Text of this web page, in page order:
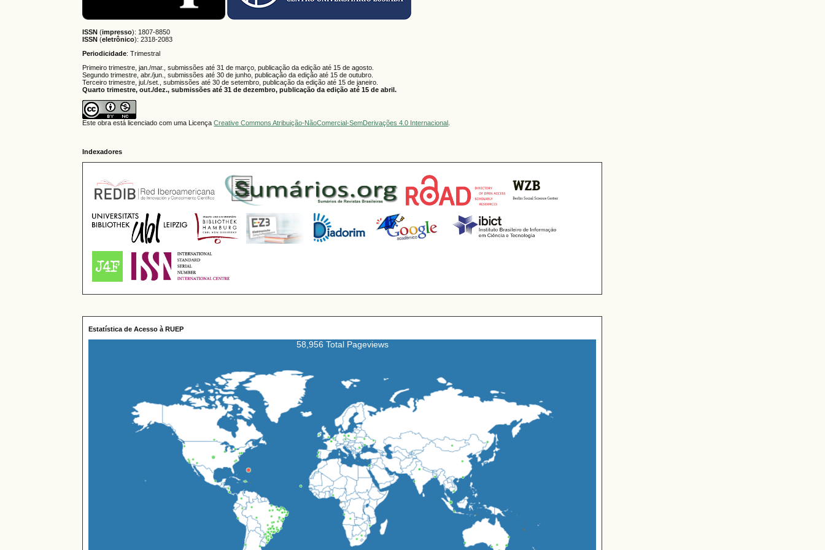
ISSN (impresso): 1807-8850
ISSN (eletrônico):2318-2083
Periodicidade: Trimestral
Primeiro trimestre, jan./mar., submissões até 31 de março, publicação da edição até 15 de agosto.
Segundo trimestre, abr./jun., submissões até 30 de junho, publicação da edição até 15 de outubro.
Terceiro trimestre, jul./set., submissões até 30 de setembro, publicação da edição até 15 de janeiro.
Quarto trimestre, out./dez., submissões até 31 de dezembro, publicação da edição até 15 de abril.
Este obra está licenciado com uma LicençaCreative Commons Atribuição-NãoComercial-SemDerivações 4.0 Internacional
Indexadores
Estatística de Acesso à RUEP
58,956 Total Pageviews